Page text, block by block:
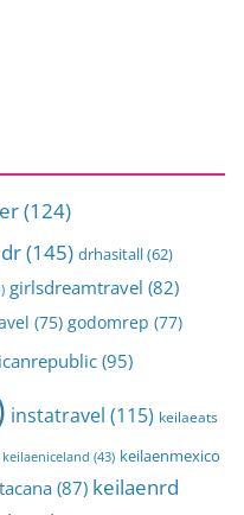
(124)
dr(145) drhasitall(62)
girlsdreamtravel (82)
(75) godomrep (77)
(95)
instatravel (115) keilaeats
keilaeniceland (43) keilaenmexico
(87) keilaenrd